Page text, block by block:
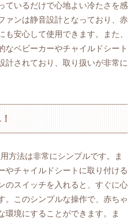
ているだけで心地よい冷たさを感
ァンは静音設計となっており、赤
も安心して使用できます。また、
なベビーカーやチャイルドシート
計されており、取り扱いが非常に
方法は非常にシンプルです。ま
やチャイルドシートに取り付ける
のスイッチを入れると、すぐに心
。このシンプルな操作で、赤ちゃ
環境にすることができます。ま